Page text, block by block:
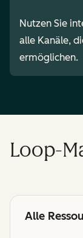
Nutzen Sie
alle Kanäle,
ermöglichen.
Loop-
Alle